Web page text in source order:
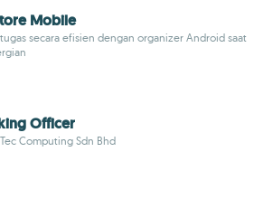
Mobile
secara efisien dengan organizer Android saat
Officer
Computing Sdn Bhd